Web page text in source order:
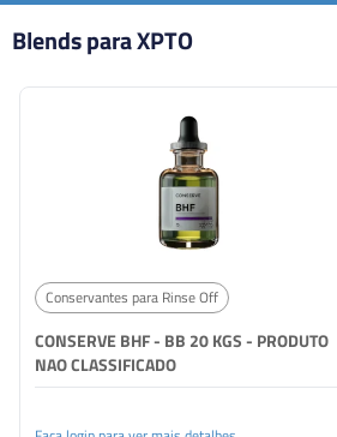
Blends para XPTO
Conservantes para Rinse Off
CONSERVE BHF - BB 20 KGS - PRODUTO
NAO CLASSIFICADO